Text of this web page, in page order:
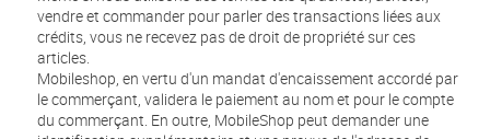
vendre et commander pour parler des transactions liées aux
crédits, vous ne recevez pas de droit de propriété sur ces
articles.
Mobileshop, en vertu d'un mandat d'encaissement accordé par
le commerçant, validera le paiement au nom et pour le compte
du commerçant. En outre, MobileShop peut demander une